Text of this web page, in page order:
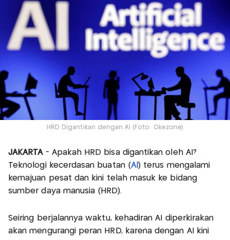
HRD Digantikan dengan AI (Foto: Okezone)
JAKARTA- Apakah HRD bisa digantikan oleh AI?
Teknologi kecerdasan buatan (AI ) terus mengalami
kemajuan pesat dan kini telah masuk ke bidang
sumber daya manusia (HRD).
Seiring berjalannya waktu, kehadiran AI diperkirakan
akan mengurangi peran HRD, karena dengan AI kini